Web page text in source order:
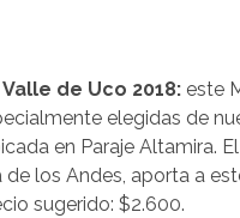
de Uco 2018: este
elegidas de
en Paraje Altamira.
de los Andes, aporta a
sugerido: $2.600.